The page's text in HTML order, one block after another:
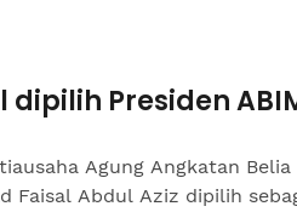
Presiden
Agung Angkatan Belia
Faisal Abdul Aziz dipilih